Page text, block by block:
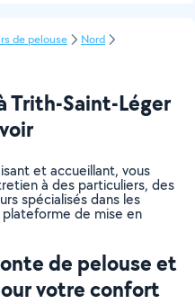
de pelouse
Nord
Trith-Saint-Léger
et accueillant, vous
à des particuliers, des
spécialisés dans les
de mise en
de pelouse et
votre confort